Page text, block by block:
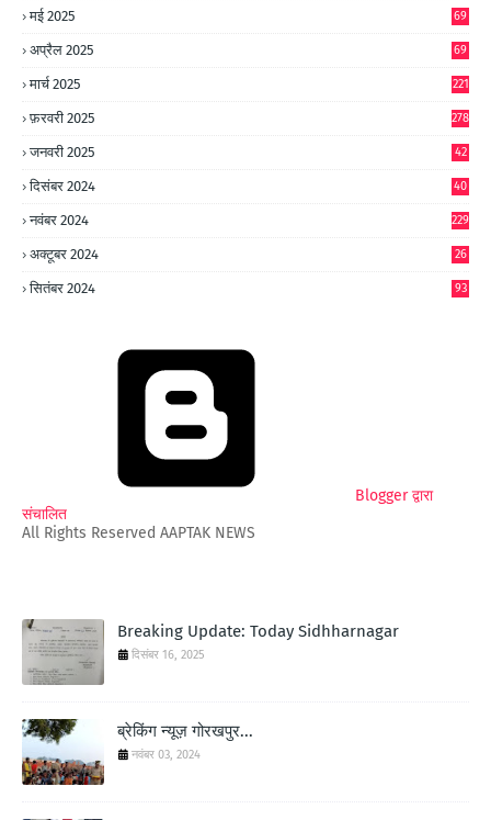
मई 2025 69
अप्रैल 2025 69
मार्च 2025 221
फ़रवरी 2025 278
जनवरी 2025
42
दिसंबर 2024
40
नवंबर 2024 229
अक्टूबर 2024
26
सितंबर 2024 93
Blogger द्वारा
संचालित
All Rights Reserved AAPTAK NEWS
Breaking Update: Today Sidhharnagar
दिसंबर 16, 2025
ब्रेकिंग न्यूज़ गोरखपुर...
नवंबर 03, 2024